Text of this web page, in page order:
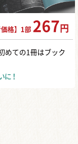
価格】1部 267 円
めての1冊はブック
に！